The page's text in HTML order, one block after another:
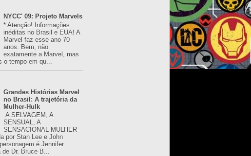
NYCC' 09: Projeto Marvels
* Atenção! Informações
inéditas no Brasil e EUA! A
Marvel faz esse ano 70
anos. Bem, não
exatamente a Marvel, mas
o tempo em qu...
Grandes Histórias Marvel
no Brasil: A trajetória da
Mulher-Hulk
A SELVAGEM, A
SENSUAL, A
SENSACIONAL MULHER-
por Stan Lee e John
é Jennifer
de Dr. Bruce B...